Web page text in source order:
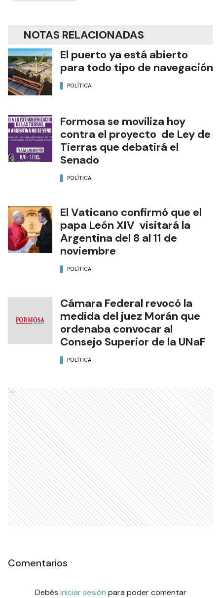
NOTAS RELACIONADAS
El puerto ya está abierto
para todo tipo de navegación
POLÍTICA
Formosa se moviliza hoy
contra el proyecto de Ley de
Tierras que debatirá el
Senado
POLÍTICA
El Vaticano confirmó que el
papa León XIV visitará la
Argentina del 8 al 11 de
noviembre
POLÍTICA
Cámara Federal revocó la
medida del juez Morán que
ordenaba convocar al
Consejo Superior de la UNaF
POLÍTICA
Ads
Comentarios
Debés iniciar sesión para poder comentar